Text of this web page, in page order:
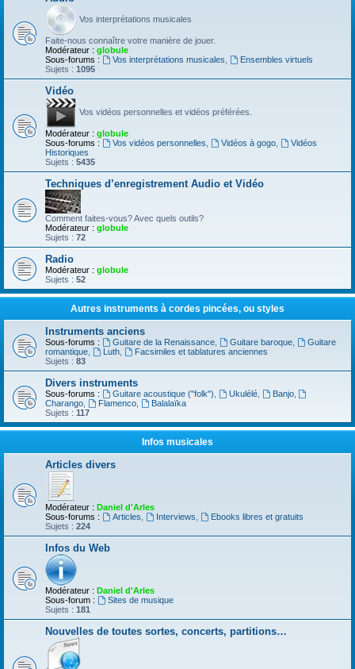
Vos interprétations musicales
Faite-nous connaître votre manière de jouer.
Modérateur : globule
Sous-forums :
Vos interprétations musicales
Ensembles virtuels
Sujets : 1095
Vidéo
Vos vidéos personnelles et vidéos préférées.
Modérateur : globule
Sous-forums :
Vos vidéos personnelles Vidéos à gogo,
Vidéos
Historiques
Sujets : 5435
Techniques d’enregistrement Audio et Vidéo
Comment faites-vous? Avec quels outils?
Modérateur : globule
Sujets : 72
Radio
Modérateur : globule
Sujets : 52
Autres instruments à cordes pincées, ou styles
Instruments anciens
Sous-forums : Guitare de la Renaissance, Guitare baroque,
Guitare
romantique
Luth,
Facsimiles et tablatures anciennes
Sujets : 83
Divers instruments
Sous-forums : Guitare acoustique ("folk") Ukulélé, Banjo,
Charango
Flamenco,
Balalaïka
Sujets : 117
Infos musicales
Articles divers
Modérateur : Daniel d'Arles
Sous-forums :
Articles Interviews
Ebooks libres et gratuits
Sujets : 224
Infos du Web
Modérateur : Daniel d'Arles
Sous-forum :
Sites de musique
Sujets : 181
Nouvelles de toutes sortes, concerts, partitions…